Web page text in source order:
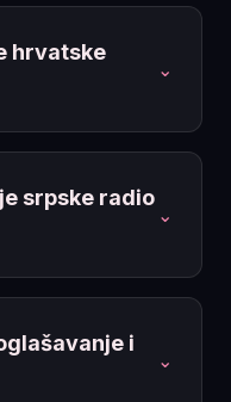
hrvatske
⌄
srpske radio
⌄
i
⌄